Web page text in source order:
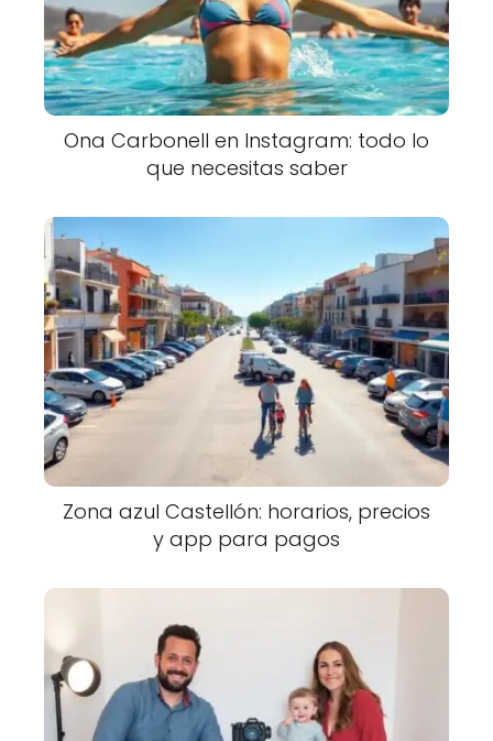
Ona Carbonell en Instagram: todo lo
que necesitas saber
Zona azul Castellón: horarios, precios
y app para pagos